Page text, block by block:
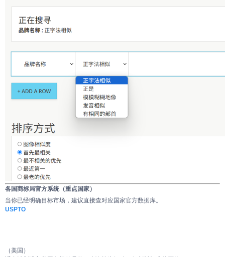
各国商标局官方系统（重点国家）
当你已经明确目标市场，建议直接查对应国家官方数据库。
USPTO
（美国）